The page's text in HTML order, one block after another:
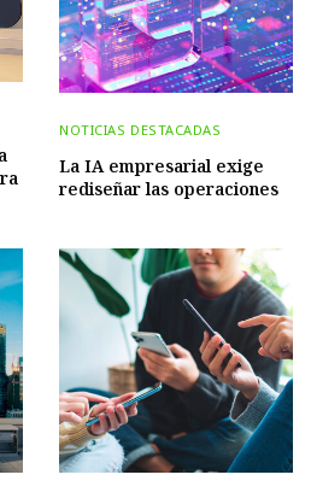
NOTICIAS DESTACADAS
La IA empresarial exige
rediseñar las operaciones